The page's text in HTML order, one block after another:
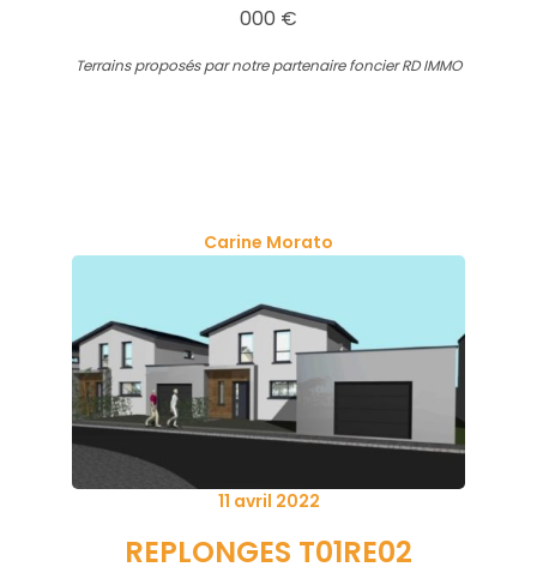
000 €
Terrains proposés par notre partenaire foncier RD IMMO
Carine Morato
Posted
11 avril 2022
REPLONGES T01RE02